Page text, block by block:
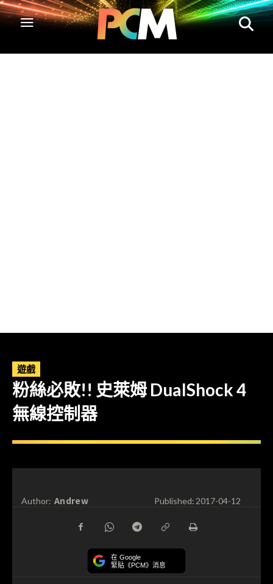
遊戲
粉絲必敗!! 史萊姆 DualShock 4
無線控制器
Author: Andrew Published:2017-04-12
在 Google
緊貼《PCM》消息